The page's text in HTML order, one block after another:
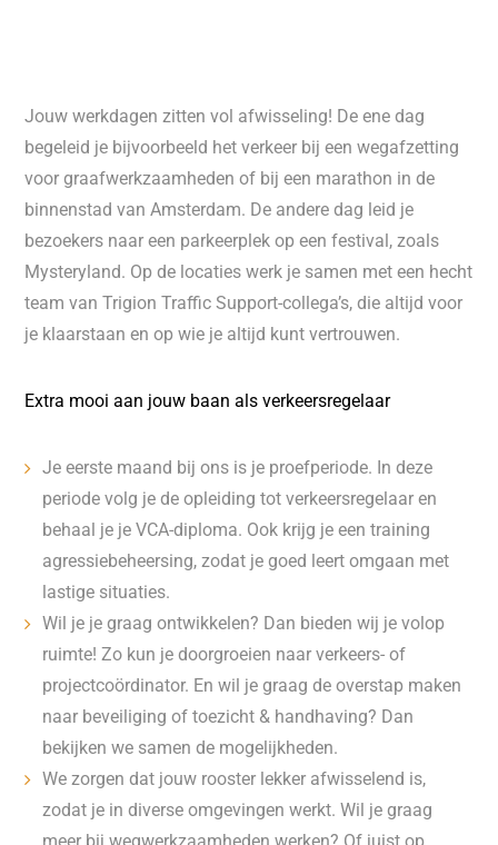
Jouw werkdagen zitten vol afwisseling! De ene dag
begeleid je bijvoorbeeld het verkeer bij een wegafzetting
voor graafwerkzaamheden of bij een marathon in de
binnenstad van Amsterdam. De andere dag leid je
bezoekers naar een parkeerplek op een festival, zoals
Mysteryland. Op de locaties werk je samen met een hecht
team van Trigion Traffic Support-collega’s, die altijd voor
je klaarstaan en op wie je altijd kunt vertrouwen.
Extra mooi aan jouw baan als verkeersregelaar
Je eerste maand bij ons is je proefperiode. In deze
periode volg je de opleiding tot verkeersregelaar en
behaal je je VCA-diploma. Ook krijg je een training
agressiebeheersing, zodat je goed leert omgaan met
lastige situaties.
Wil je je graag ontwikkelen? Dan bieden wij je volop
ruimte! Zo kun je doorgroeien naar verkeers- of
projectcoördinator. En wil je graag de overstap maken
naar beveiliging of toezicht & handhaving? Dan
bekijken we samen de mogelijkheden.
We zorgen dat jouw rooster lekker afwisselend is,
zodat je in diverse omgevingen werkt. Wil je graag